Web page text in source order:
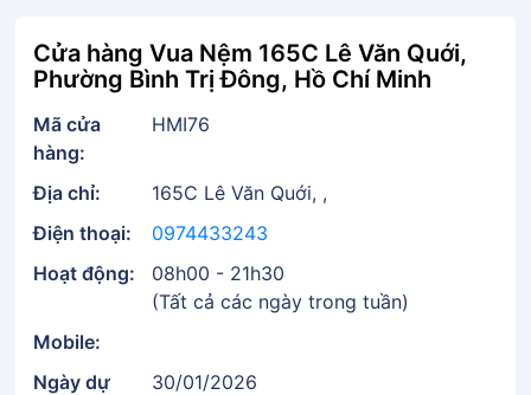
Cửa hàng Vua Nệm 165C Lê Văn Quới,
Phường Bình Trị Đông, Hồ Chí Minh
Mã cửa
hàng:
HMI76
Địa chỉ:
165C Lê Văn Quới, ,
Điện thoại:
0974433243
Hoạt động:
08h00 - 21h30
(Tất cả các ngày trong tuần)
Mobile:
Ngày dự
30/01/2026